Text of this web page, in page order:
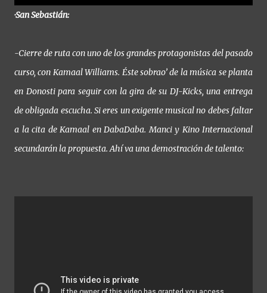
·San Sebastián:
-Cierre de ruta con uno de los grandes protagonistas del pasado
curso, con Kamaal Williams. Éste sobrao’ de la música se planta
en Donosti para seguir con la gira de su DJ-Kicks, una entrega
de obligada escucha. Si eres un exigente musical no debes faltar
a la cita de Kamaal en DabaDaba. Manci y Kino Internacional
secundarán la propuesta. Ahí va una demostración de talento: